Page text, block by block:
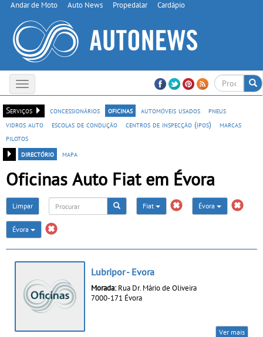
Andar de Moto Auto News Propedalar Cardápio
Toggle
navigation
Serviços
concessionários oficinas automóveis usados
pneus
vidros auto
escolas de condução centros de inspecção (ipos)
marcas
pilotos
directório
mapa
Oficinas Auto Fiat em Évora
Limpar Fiat Évora
Évora
Lubripor - Evora
Morada: Rua Dr. Mário de Oliveira
7000-171 Évora
Ver mais